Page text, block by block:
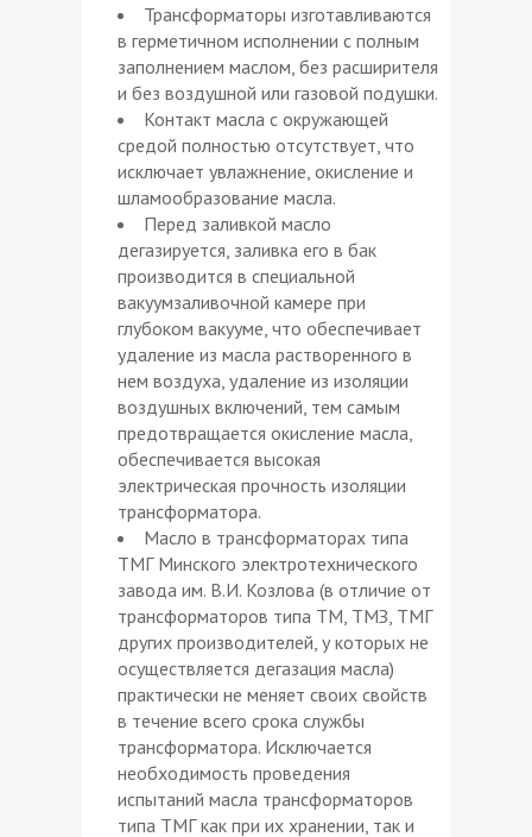
Трансформаторы изготавливаются
в герметичном исполнении с полным
заполнением маслом, без расширителя
и без воздушной или газовой подушки.
Контакт масла с окружающей
средой полностью отсутствует, что
исключает увлажнение, окисление и
шламообразование масла.
Перед заливкой масло
дегазируется, заливка его в бак
производится в специальной
вакуумзаливочной камере при
глубоком вакууме, что обеспечивает
удаление из масла растворенного в
нем воздуха, удаление из изоляции
воздушных включений, тем самым
предотвращается окисление масла,
обеспечивается высокая
электрическая прочность изоляции
трансформатора.
Масло в трансформаторах типа
ТМГ Минского электротехнического
завода им. В.И. Козлова (в отличие от
трансформаторов типа ТМ, ТМЗ, ТМГ
других производителей, у которых не
осуществляется дегазация масла)
практически не меняет своих свойств
в течение всего срока службы
трансформатора. Исключается
необходимость проведения
испытаний масла трансформаторов
типа ТМГ как при их хранении, так и